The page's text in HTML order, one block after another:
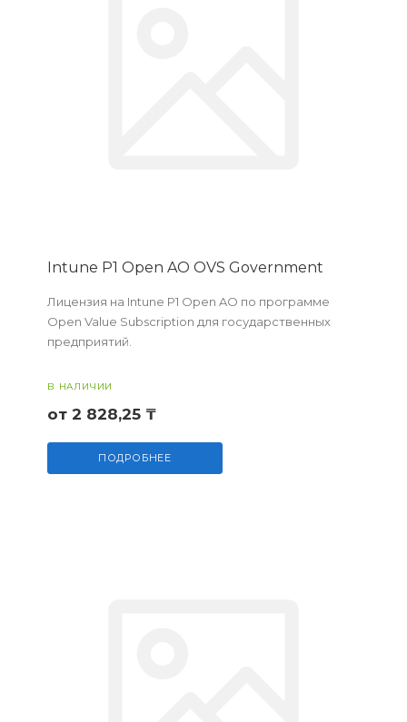
Intune P1 Open AO OVS Government
Лицензия на Intune P1 Open AO по программе
Open Value Subscription для государственных
предприятий.
В НАЛИЧИИ
от 2 828,25 ₸
ПОДРОБНЕЕ